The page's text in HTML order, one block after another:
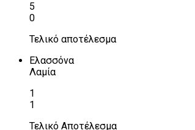
5
0
Τελικό αποτέλεσμα
Ελασσόνα
Λαμία
1
1
Τελικό Αποτέλεσμα